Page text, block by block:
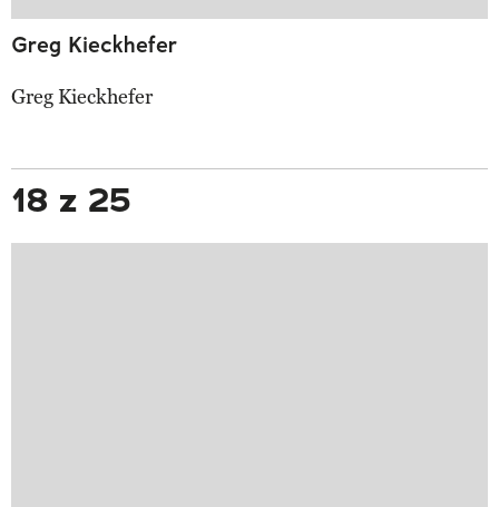
Greg Kieckhefer
Greg Kieckhefer
18 z 25